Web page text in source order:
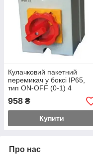
Кулачковий пакетний
перемикач у боксі IP65,
тип ON-OFF (0-1) 4
полюси, з блокуванням,
10А
958 ₴
Купити
Про нас